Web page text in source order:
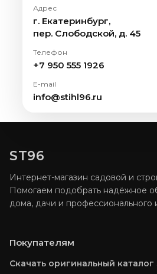
Адрес
г. Екатеринбург,
пер. Слободской, д. 45
Телефон
+7 950 555 1926
E-mail
info@stihl96.ru
ST96
Интернет-магазин садовой и
Помогаем подобрать надёжное
дома, дачи и профессионального
Покупателям
Скачать оригинальный каталог